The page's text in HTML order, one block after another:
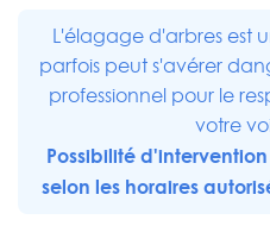
L'élagage d'arbres est
parfois peut s'avérer
professionnel pour le
votre
Possibilité
selon les horaires